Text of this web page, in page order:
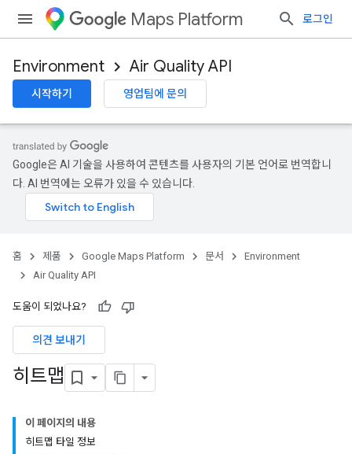
Maps Platform 로그인
Environment Air Quality API
시작하기 영업팀에 문의
Google은 AI 기술을 사용하여 콘텐츠를 사용자의 기본 언어로 번역합니
다. AI 번역에는 오류가 있을 수 있습니다.
홈 제품 Google Maps Platform 문서
Environment
Air Quality API
도움이 되었나요?
의견 보내기
히트맵
이 페이지의 내용
히트맵 타일 정보